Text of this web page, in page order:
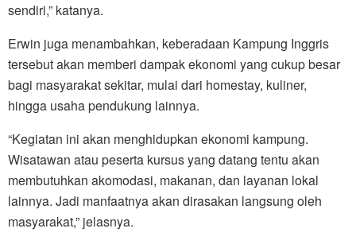
sendiri,” katanya.
Erwin juga menambahkan, keberadaan Kampung Inggris
tersebut akan memberi dampak ekonomi yang cukup besar
bagi masyarakat sekitar, mulai dari homestay, kuliner,
hingga usaha pendukung lainnya.
“Kegiatan ini akan menghidupkan ekonomi kampung.
Wisatawan atau peserta kursus yang datang tentu akan
membutuhkan akomodasi, makanan, dan layanan lokal
lainnya. Jadi manfaatnya akan dirasakan langsung oleh
masyarakat,” jelasnya.